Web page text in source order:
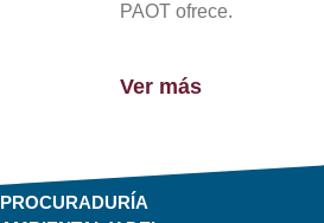
PAOT ofrece.
Ver más
PROCURADURÍA